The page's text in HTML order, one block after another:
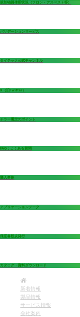
規制物質使用状況（フロン・アスベスト等）
バリデーションサービス
タイテック公式チャンネル
X（旧Twitter）
チラー選定のポイント
FAQ：よくある質問
導入事例
アプリケーションデータ
保証書新規発行
カタログ・資料ダウンロード
新着情報
製品情報
サービス情報
会社案内